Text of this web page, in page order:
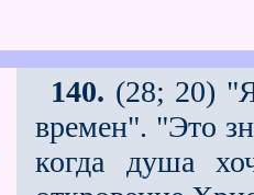
140. (28; 20)
времен". "Это
когда душа